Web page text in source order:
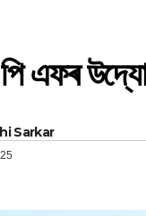
এফৰ
Sarkar